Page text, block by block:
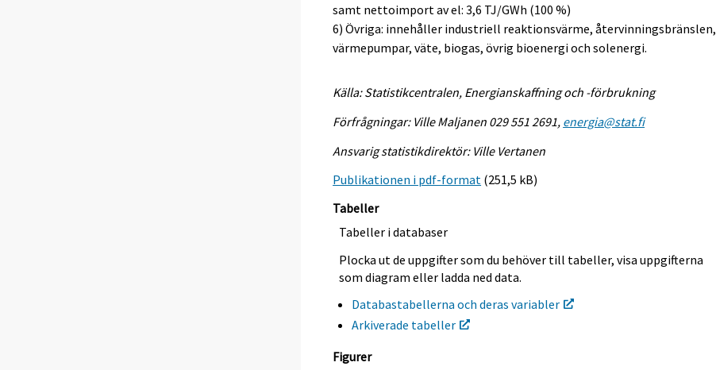
samt nettoimport av el: 3,6 TJ/GWh (100 %)
6) Övriga: innehåller industriell reaktionsvärme, återvinningsbränslen,
värmepumpar, väte, biogas, övrig bioenergi och solenergi.
Källa: Statistikcentralen, Energianskaffning och -förbrukning
Förfrågningar: Ville Maljanen 029 551 2691, energia@stat.fi
Ansvarig statistikdirektör: Ville Vertanen
Publikationen i pdf-format (251,5 kB)
Tabeller
Tabeller i databaser
Plocka ut de uppgifter som du behöver till tabeller, visa uppgifterna
som diagram eller ladda ned data.
Databastabellerna och deras variabler
Arkiverade tabeller
Figurer